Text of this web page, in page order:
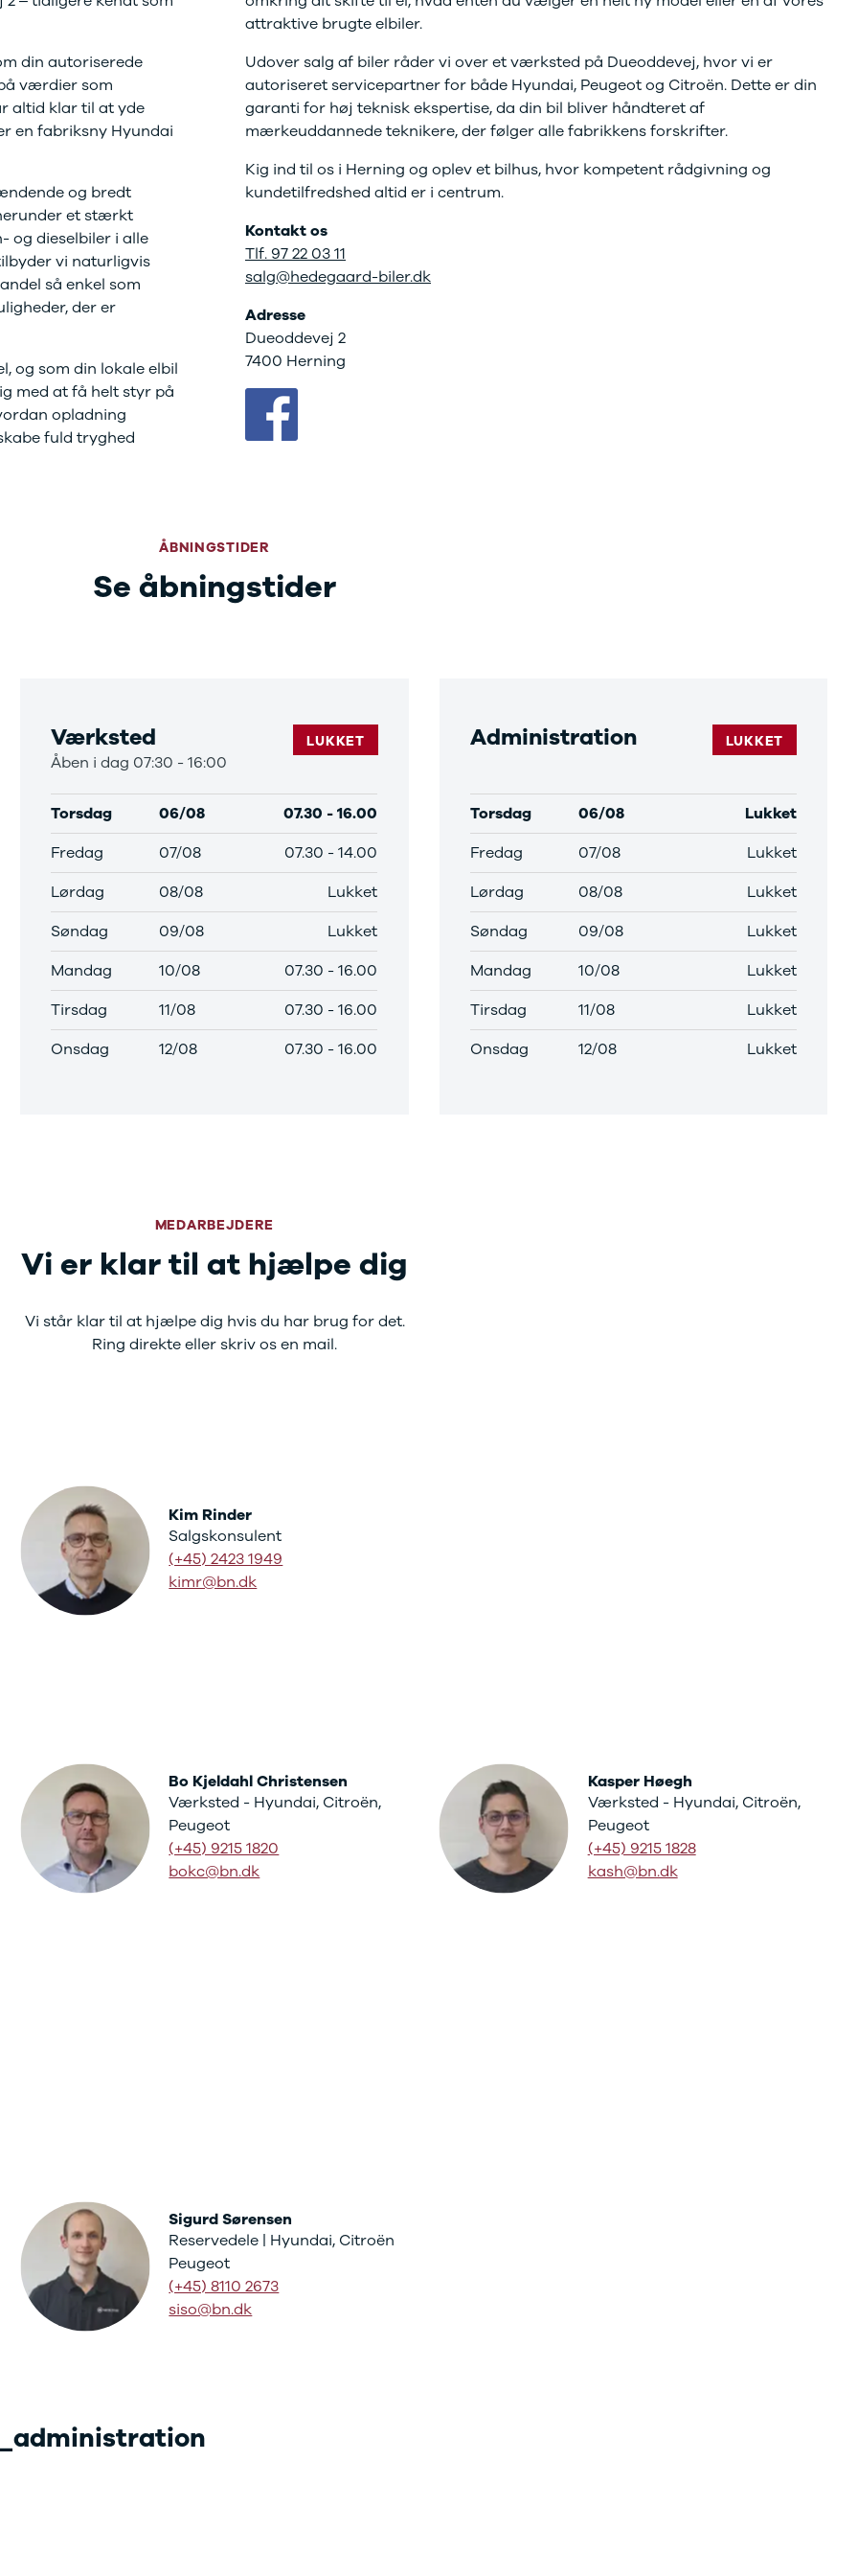
på bilen
lånebil ved
buler og ridser
skader på
og
om dæk
for Hyundai, Citroën og Peugeot.
din autoriserede
værdier som
altid klar til at yde
en fabriksny Hyundai
og bredt
et stærkt
og dieselbiler i alle
vi naturligvis
så enkel som
der er
og som din lokale elbil
med at få helt styr på
opladning
fuld tryghed
attraktive brugte elbiler.
Udover salg af biler råder vi over et værksted på Dueoddevej, hvor vi er
autoriseret servicepartner for både Hyundai, Peugeot og Citroën. Dette er din
garanti for høj teknisk ekspertise, da din bil bliver håndteret af
mærkeuddannede teknikere, der følger alle fabrikkens forskrifter.
Kig ind til os i Herning og oplev et bilhus, hvor kompetent rådgivning og
kundetilfredshed altid er i centrum.
Kontakt os
Tlf. 97 22 03 11
salg@hedegaard-biler.dk
Adresse
Dueoddevej 2
7400 Herning
ÅBNINGSTIDER
Se åbningstider
Værksted
Åben i dag 07:30 - 16:00
LUKKET
Torsdag 06/08 07.30 -16.00
Fredag
07/08 07.30 -14.00
Lørdag
08/08
Lukket
Søndag
09/08
Lukket
Mandag
10/08 07.30 -16.00
Tirsdag
11/08 07.30 -16.00
Onsdag
12/08 07.30 -16.00
Administration LUKKET
Torsdag 06/08
Lukket
Fredag
07/08
Lukket
Lørdag
08/08
Lukket
Søndag
09/08
Lukket
Mandag
10/08
Lukket
Tirsdag
11/08
Lukket
Onsdag
12/08 Lukket
MEDARBEJDERE
Vi er klar til at hjælpe dig
Vi står klar til at hjælpe dig hvis du har brug for det.
Ring direkte eller skriv os en mail.
Kim Rinder
Salgskonsulent
(+45) 2423 1949
kimr@bn.dk
Bo Kjeldahl Christensen
Værksted - Hyundai, Citroën,
Peugeot
(+45) 9215 1820
bokc@bn.dk
Kasper Høegh
Værksted - Hyundai, Citroën,
Peugeot
(+45) 9215 1828
kash@bn.dk
Sigurd Sørensen
Reservedele | Hyundai, Citroën
Peugeot
(+45) 8110 2673
siso@bn.dk